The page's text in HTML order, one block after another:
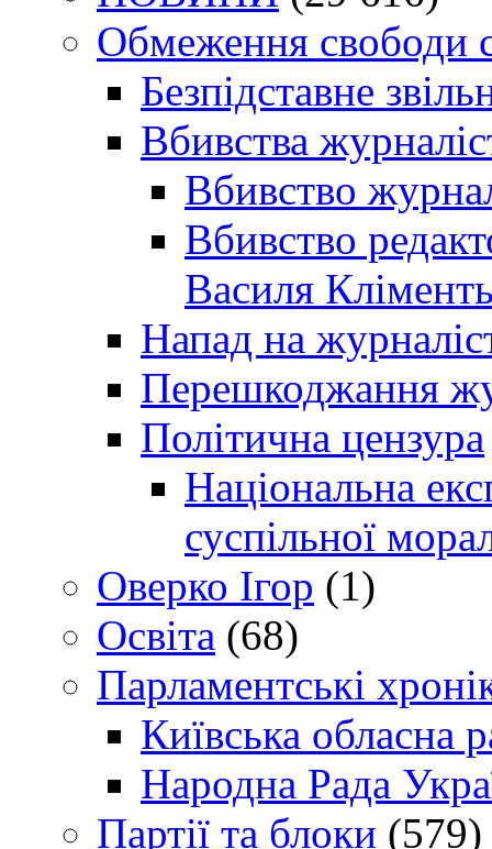
Обмеження свободи
Безпідставне
Вбивства
Вбивство
Вбивство
Василя
Напад на
Перешкоджання
Політична цензура
Національна
суспільної
Оверко Ігор (1)
Освіта (68)
Парламентські
Київська обласна
Народна Рада
Партії та блоки (579)